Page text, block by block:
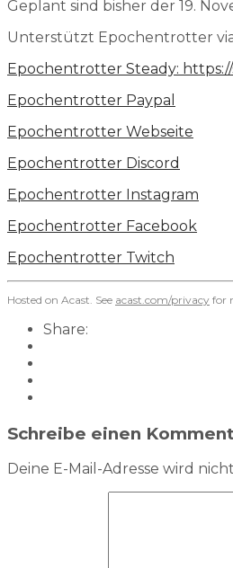
Geplant sind bisher der 19.
Unterstützt Epochentrotter
Epochentrotter Steady:
Epochentrotter Paypal
⁠⁠⁠⁠⁠Epochentrotter Webseite⁠⁠⁠⁠⁠⁠⁠⁠⁠⁠⁠⁠⁠⁠⁠⁠⁠⁠⁠⁠⁠⁠
⁠Epochentrotter Discord⁠
⁠⁠⁠⁠⁠⁠⁠⁠⁠⁠⁠⁠⁠⁠⁠⁠⁠⁠⁠⁠⁠⁠Epochentrotter Instagram⁠⁠⁠⁠⁠⁠⁠⁠⁠⁠⁠⁠⁠⁠⁠⁠⁠⁠⁠⁠⁠⁠
⁠⁠⁠⁠⁠⁠⁠⁠⁠⁠⁠⁠⁠⁠⁠⁠⁠⁠⁠⁠⁠⁠Epochentrotter Facebook⁠⁠⁠⁠⁠⁠⁠⁠⁠⁠⁠⁠⁠⁠⁠⁠⁠
⁠Epochentrotter Twitch⁠
Hosted on Acast. See acast.com/privacy for
Share:
Schreibe einen
Deine E-Mail-Adresse wird